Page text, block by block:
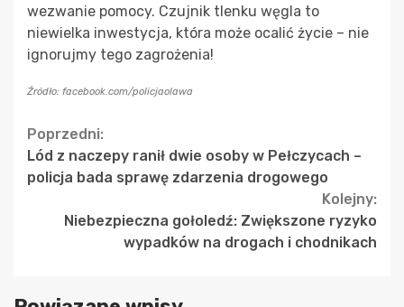
wezwanie pomocy. Czujnik tlenku węgla to
niewielka inwestycja, która może ocalić życie – nie
ignorujmy tego zagrożenia!
Źródło: facebook.com/policjaolawa
Continue
Reading
Poprzedni:
Lód z naczepy ranił dwie osoby w Pełczycach –
policja bada sprawę zdarzenia drogowego
Kolejny:
Niebezpieczna gołoledź: Zwiększone ryzyko
wypadków na drogach i chodnikach